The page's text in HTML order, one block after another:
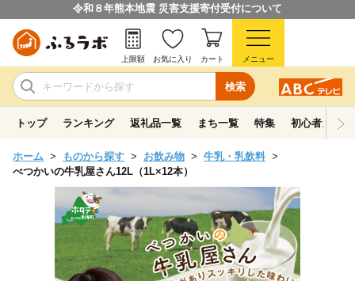
令和８年熊本地震 災害支援寄付受付について
検索
上限額 お気に入り カート メニュー
トップ ランキング 返礼品一覧 まち一覧 特集 初心者ガイド
ホーム ものから探す お飲み物
牛乳・乳飲料
べつかいの牛乳屋さん12L（1L×12本）